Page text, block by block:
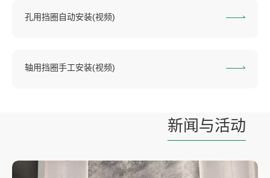
孔用挡圈自动安装(视频)
轴用挡圈手工安装(视频)
新闻与活动